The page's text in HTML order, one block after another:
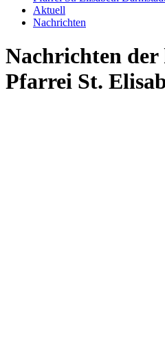
Aktuell
Nachrichten
Nachrichten der
Pfarrei St.